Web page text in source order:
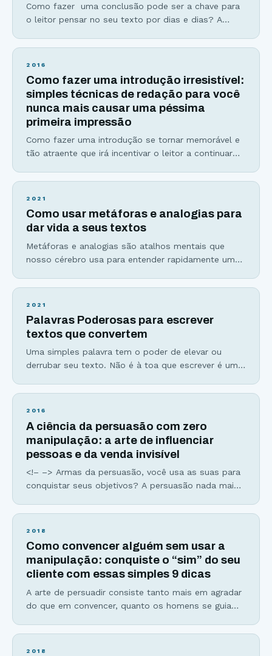
Como fazer uma conclusão pode ser a chave para
o leitor pensar no seu texto por dias e dias? A
filme, um livro ou até mesmo em um artigo é a
2016
Como fazer uma introdução irresistível:
simples técnicas de redação para você
nunca mais causar uma péssima
primeira impressão
Como fazer uma introdução se tornar memorável e
tão atraente que irá incentivar o leitor a continuar
comigo: Você nunca terá uma segunda chance de
páginas na internet. Ou seja… eles não lêem palavra
por palavra, mas apenas aquelas
2021
Como usar metáforas e analogias para
dar vida a seus textos
Metáforas e analogias são atalhos mentais que
nosso cérebro usa para entender rapidamente um
analogias grudam na nossa mente, tornando o
fácil compreensão. As metáforas são aplicações de
uma palavra por semelhança
2021
Palavras Poderosas para escrever
textos que convertem
Uma simples palavra tem o poder de elevar ou
derrubar seu texto. Não é à toa que escrever é uma
além da escolha entre palavras poderosas e
nós, décadas
2016
A ciência da persuasão com zero
manipulação: a arte de influenciar
pessoas e da venda invisível
<!– –> Armas da persuasão, você usa as suas para
conquistar seus objetivos? A persuasão nada mais
em utilizar recursos lógicos e racionais ou
você que a persuasão é somente
2018
Como convencer alguém sem usar a
manipulação: conquiste o “sim” do seu
cliente com essas simples 9 dicas
A arte de persuadir consiste tanto mais em agradar
do que em convencer, quanto os homens se guiam
convencer alguém sem usar manipulação. Aprender
2018